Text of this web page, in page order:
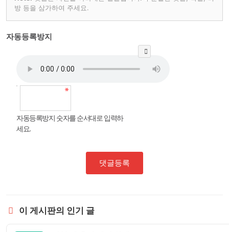
방 등을 삼가하여 주세요.
자동등록방지
자동등록방지 숫자를 순서대로 입력하
세요.
댓글등록
이 게시판의 인기 글